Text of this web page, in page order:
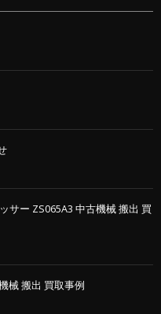
サー ZS065A3 中古機械 搬出 買
械 搬出 買取事例